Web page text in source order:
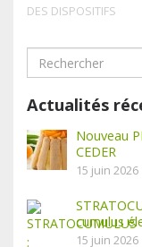
DES DISPOSITIFS
Actualités
Nouveau
CEDER
15 juin 2026
cumulus
15 juin 2026